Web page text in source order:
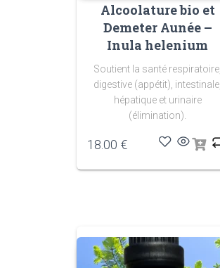
Alcoolature bio et
Demeter Aunée –
Inula helenium
Soutient la santé respiratoire,
digestive (appétit), intestinale,
hépatique et urinaire
(élimination).
18.00 €